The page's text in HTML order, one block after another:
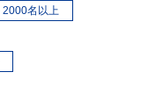
2000名以上